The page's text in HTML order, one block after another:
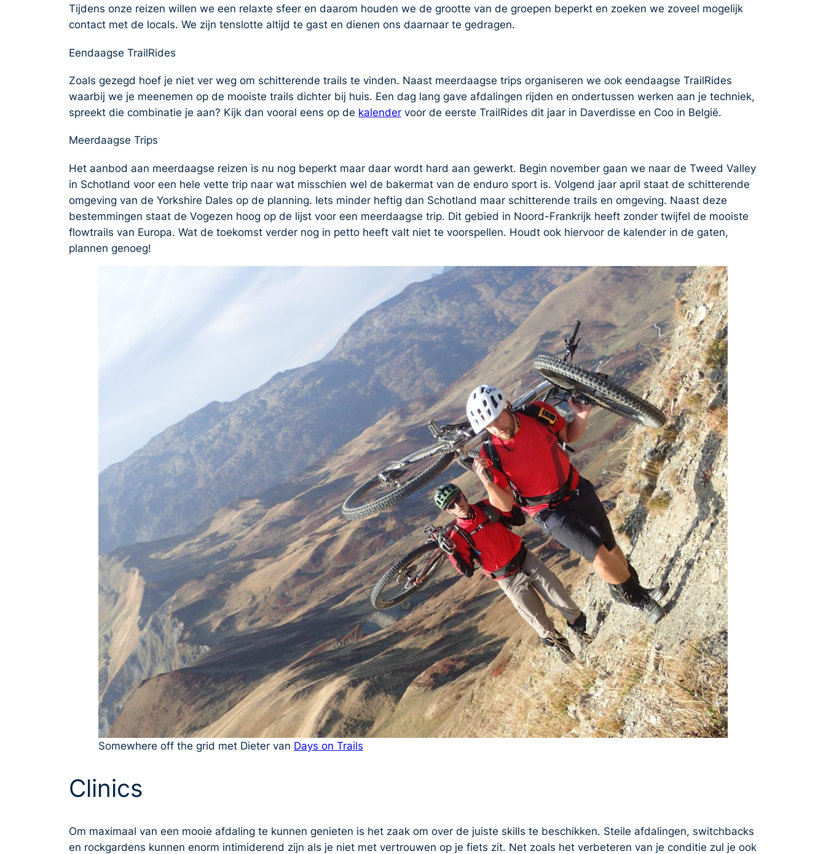
Tijdens onze reizen willen we een relaxte sfeer en daarom houden we de grootte van de groepen beperkt en zoeken we zoveel mogelijk
contact met de locals. We zijn tenslotte altijd te gast en dienen ons daarnaar te gedragen.
Eendaagse TrailRides
Zoals gezegd hoef je niet ver weg om schitterende trails te vinden. Naast meerdaagse trips organiseren we ook eendaagse TrailRides
waarbij we je meenemen op de mooiste trails dichter bij huis. Een dag lang gave afdalingen rijden en ondertussen werken aan je techniek,
spreekt die combinatie je aan? Kijk dan vooral eens op de kalender voor de eerste TrailRides dit jaar in Daverdisse en Coo in België.
Meerdaagse Trips
Het aanbod aan meerdaagse reizen is nu nog beperkt maar daar wordt hard aan gewerkt. Begin november gaan we naar de Tweed Valley
in Schotland voor een hele vette trip naar wat misschien wel de bakermat van de enduro sport is. Volgend jaar april staat de schitterende
omgeving van de Yorkshire Dales op de planning. Iets minder heftig dan Schotland maar schitterende trails en omgeving. Naast deze
bestemmingen staat de Vogezen hoog op de lijst voor een meerdaagse trip. Dit gebied in Noord-Frankrijk heeft zonder twijfel de mooiste
flowtrails van Europa. Wat de toekomst verder nog in petto heeft valt niet te voorspellen. Houdt ook hiervoor de kalender in de gaten,
plannen genoeg!
Somewhere off the grid met Dieter van Days on Trails
Clinics
Om maximaal van een mooie afdaling te kunnen genieten is het zaak om over de juiste skills te beschikken. Steile afdalingen, switchbacks
en rockgardens kunnen enorm intimiderend zijn als je niet met vertrouwen op je fiets zit. Net zoals het verbeteren van je conditie zul je ook